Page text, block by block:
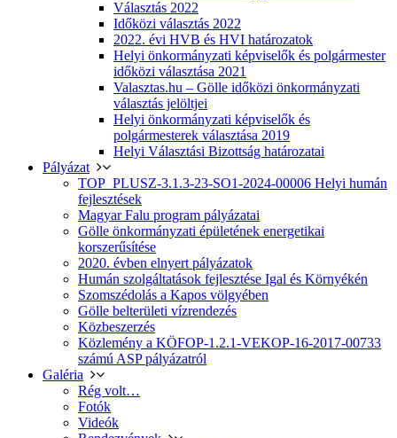
Választás 2022
Időközi választás 2022
2022. évi HVB és HVI határozatok
Helyi önkormányzati képviselők és polgármester
időközi választása 2021
Valasztas.hu – Gölle időközi önkormányzati
választás jelöltjei
Helyi önkormányzati képviselők és
polgármesterek választása 2019
Helyi Választási Bizottság határozatai
Pályázat
TOP_PLUSZ-3.1.3-23-SO1-2024-00006 Helyi humán
fejlesztések
Magyar Falu program pályázatai
Gölle önkormányzati épületének energetikai
korszerűsítése
2020. évben elnyert pályázatok
Humán szolgáltatások fejlesztése Igal és Környékén
Szomszédolás a Kapos völgyében
Gölle belterületi vízrendezés
Közbeszerzés
Közlemény a KÖFOP-1.2.1-VEKOP-16-2017-00733
számú ASP pályázatról
Galéria
Rég volt…
Fotók
Videók